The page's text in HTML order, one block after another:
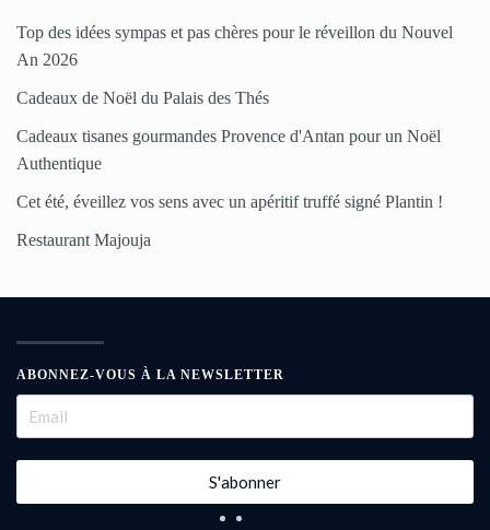
Top des idées sympas et pas chères pour le réveillon du Nouvel
An 2026
Cadeaux de Noël du Palais des Thés
Cadeaux tisanes gourmandes Provence d'Antan pour un Noël
Authentique
Cet été, éveillez vos sens avec un apéritif truffé signé Plantin !
Restaurant Majouja
ABONNEZ-VOUS À LA NEWSLETTER
S'abonner